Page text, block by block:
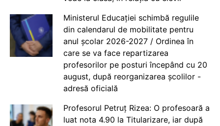
Ministerul Educației schimbă regulile
din calendarul de mobilitate pentru
anul școlar 2026-2027 / Ordinea în
care se va face repartizarea
profesorilor pe posturi începând cu 20
august, după reorganizarea școlilor -
adresă oficială
Profesorul Petruț Rizea: O profesoară a
luat nota 4.90 la Titularizare, iar după